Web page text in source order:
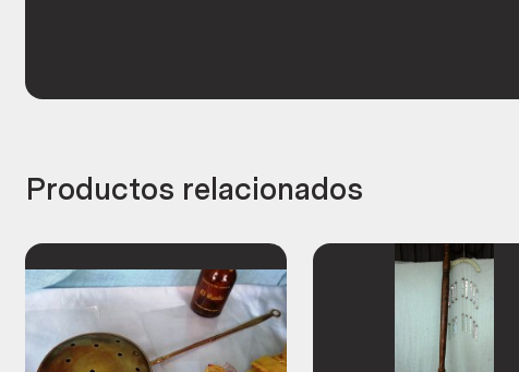
Productos relacionados